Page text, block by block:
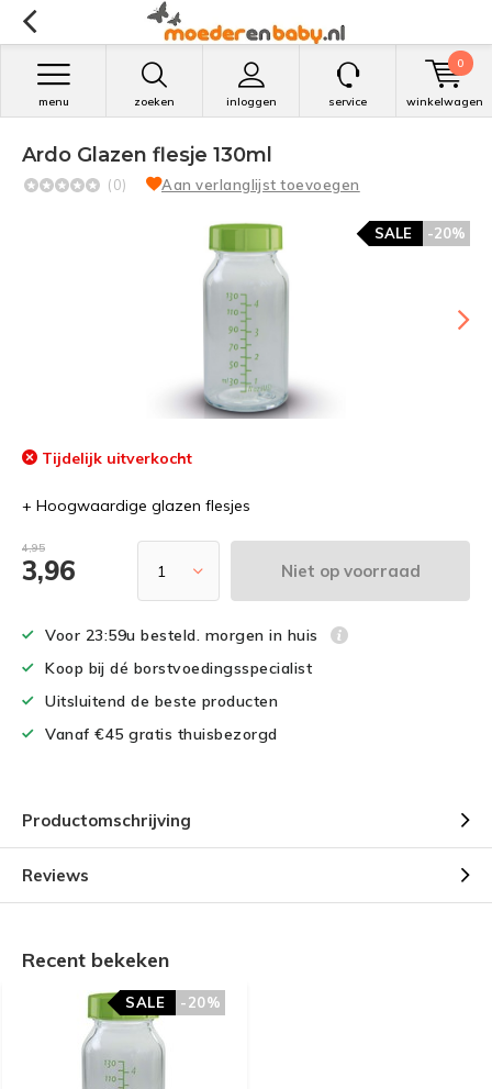
zoeken inloggen
menu service winkelwagen
0
Ardo Glazen flesje 130ml
(0) Aan verlanglijst toevoegen
-20%
SALE
Tijdelijk uitverkocht
+ Hoogwaardige glazen flesjes
4,95
3,96 Niet op voorraad
Voor 23:59u besteld. morgen in huis
Koop bij dé borstvoedingsspecialist
Uitsluitend de beste producten
Vanaf €45 gratis thuisbezorgd
Productomschrijving
Reviews
Recent bekeken
-20%
SALE